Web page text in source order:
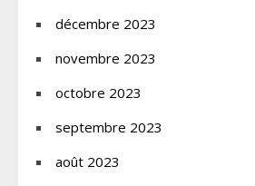
décembre 2023
novembre 2023
octobre 2023
septembre 2023
août 2023